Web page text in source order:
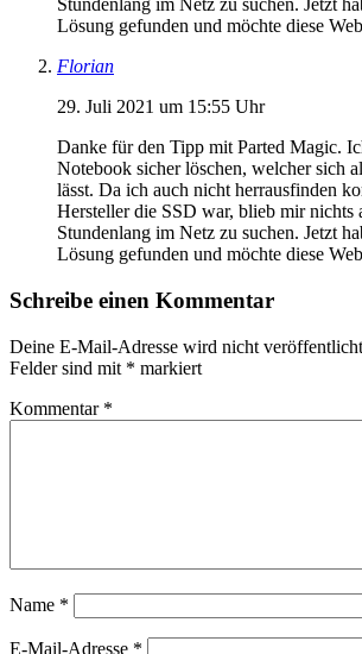
Stundenlang im Netz zu suchen. Jetzt
Lösung gefunden und möchte diese
Florian
29. Juli 2021 um 15:55 Uhr
Danke für den Tipp mit Parted Magic.
Notebook sicher löschen, welcher sich
lässt. Da ich auch nicht herrausfinden
Hersteller die SSD war, blieb mir nichts
Stundenlang im Netz zu suchen. Jetzt
Lösung gefunden und möchte diese
Schreibe einen Kommentar
Deine E-Mail-Adresse wird nicht
Felder sind mit * markiert
Kommentar *
Name *
E-Mail-Adresse *